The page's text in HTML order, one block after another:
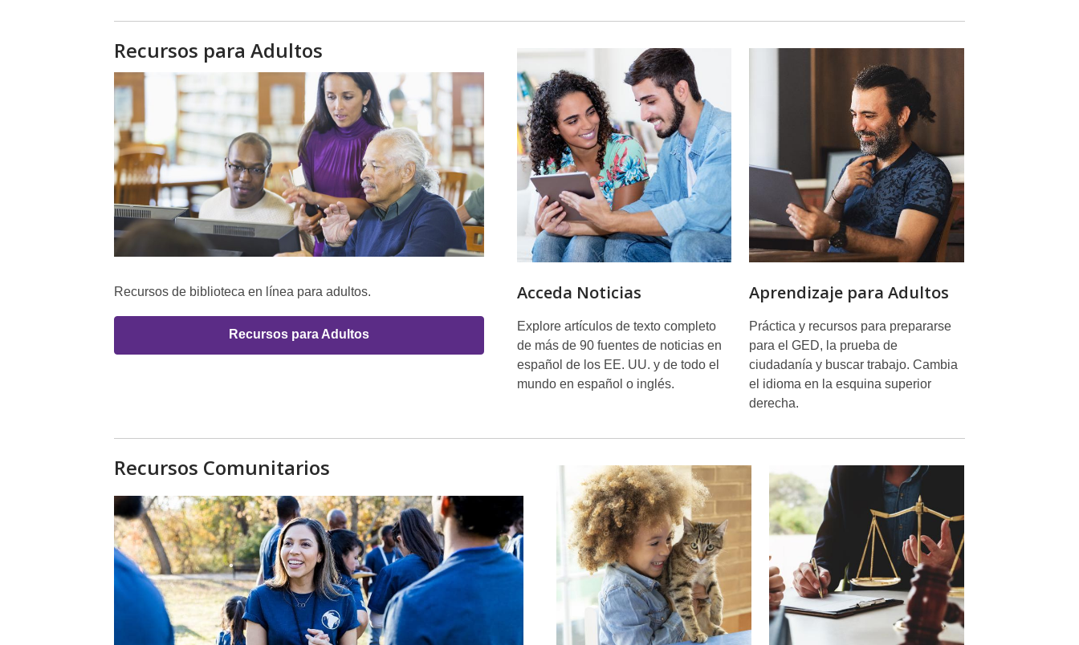
Recursos para Adultos
Recursos de biblioteca en línea para adultos.
Recursos para Adultos
Recursos
en
Español
Acceda Noticias
Explore artículos de texto completo
de más de 90 fuentes de noticias en
español de los EE. UU. y de todo el
mundo en español o inglés.
Aprendizaje para Adultos
Práctica y recursos para prepararse
para el GED, la prueba de
ciudadanía y buscar trabajo. Cambia
el idioma en la esquina superior
derecha.
Recursos Comunitarios
Elegidos
para
Comunitarios